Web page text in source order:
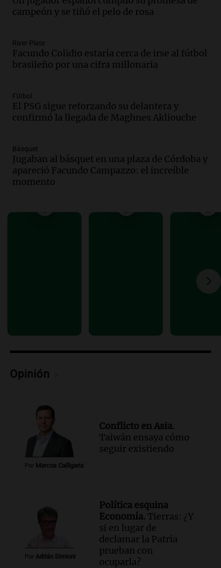
Informados al regreso
restablecer el servicio de electricidad
tras fuertes vientos
Panorama Federal
Audio.
los empresarios del país cree que la
economía mejorará el próximo año
Audio. Carolina Losada: "Faltó que el
oficialismo la explique mejor" sobre la
ley de propiedad privada
Informados al regreso
Audio.Debate en el Senado y protesta
Manifestación en Rosario contra
la ley de Propiedad Privada debatida en
Luis Juez cuestionó la polémica
relato mentiroso"
Episodios
campeón y se tiñó el pelo de rosa
River Plate
Facundo Colidio estaría cerca de irse al fútbol
brasileño por una cifra millonaria
Fútbol
El PSG sigue reforzando su delantera y
confirmó la llegada de Maghnes Akliouche
Básquet
Jugaban al básquet en una plaza de Córdoba y
apareció Facundo Campazzo: el increíble
momento
Opinión
Por Marcos Calligaris
Conflicto en Asia.
Taiwán ensaya cómo
seguir existiendo
Por Adrián Simioni
Política esquina
Economía. Tierras: ¿Y
si en lugar de
declamar la Patria
prueban con
ocuparla?